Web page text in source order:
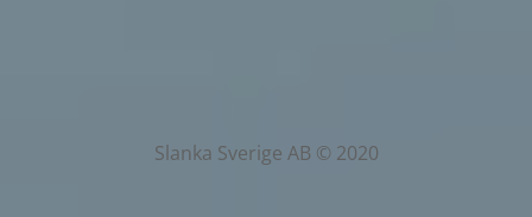
Slanka Sverige AB © 2020